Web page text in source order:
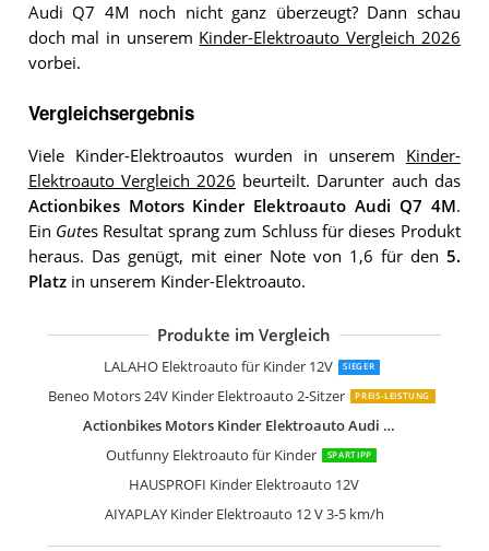
Audi Q7 4M noch nicht ganz überzeugt? Dann schau
doch mal in unserem Kinder-Elektroauto Vergleich 2026
vorbei.
Vergleichsergebnis
Viele Kinder-Elektroautos wurden in unserem Kinder-
Elektroauto Vergleich 2026 beurteilt. Darunter auch das
Actionbikes Motors Kinder Elektroauto Audi Q7 4M.
Ein Gutes Resultat sprang zum Schluss für dieses Produkt
heraus. Das genügt, mit einer Note von 1,6 für den 5.
Platzin unserem Kinder-Elektroauto.
Produkte im Vergleich
LALAHO Elektroauto für Kinder 12V SIEGER
Beneo Motors 24V Kinder Elektroauto 2-Sitzer PREIS-LEISTUNG
Actionbikes Motors Kinder Elektroauto Audi Q7 4M
Outfunny Elektroauto für Kinder
SPARTIPP
HAUSPROFI Kinder Elektroauto 12V
AIYAPLAY Kinder Elektroauto 12 V 3-5 km/h